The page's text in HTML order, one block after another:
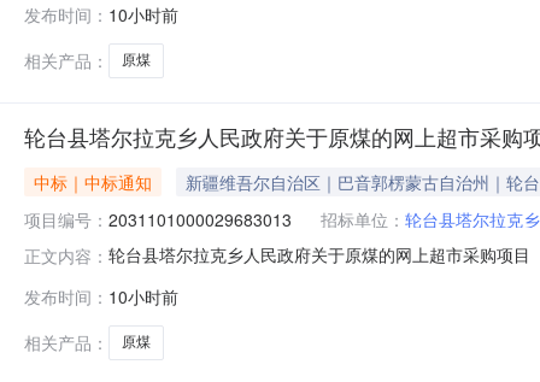
求或标的基本概况：七、其它事项：无八、联系方式1
发布时间： 10小时前
相关产品：
原煤
轮台县塔尔拉克乡人民政府关于原煤的网上超市采购
中标｜中标通知
新疆维吾尔自治区｜巴音郭楞蒙古自治州｜轮
项目编号： 2031101000029683013 招标单位： 轮台县塔尔拉克
正文内容： 轮台县塔尔拉克乡人民政府关于原煤的网上超市采购项
区划编码:652822项目所在行政区划名称:新疆维吾尔自
发布时间： 10小时前
相关产品：
原煤